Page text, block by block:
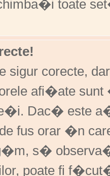
toate
sigur corecte,
afi�ate
Dac� este
fus orar �n
s�
poate fi